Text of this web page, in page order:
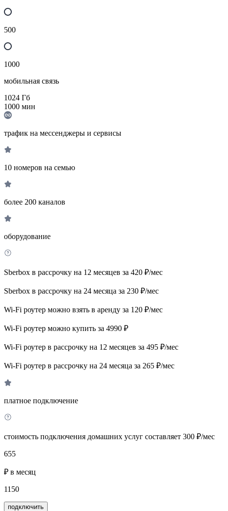
500
1000
мобильная связь
1024 Гб
1000 мин
трафик на мессенджеры и сервисы
10 номеров на семью
более 200 каналов
оборудование
Sberbox в рассрочку на 12 месяцев за 420 ₽/мес
Sberbox в рассрочку на 24 месяца за 230 ₽/мес
Wi-Fi роутер можно взять в аренду за 120 ₽/мес
Wi-Fi роутер можно купить за 4990 ₽
Wi-Fi роутер в рассрочку на 12 месяцев за 495 ₽/мес
Wi-Fi роутер в рассрочку на 24 месяца за 265 ₽/мес
платное подключение
стоимость подключения домашних услуг составляет 300 ₽/мес
655
₽ в месяц
1150
подключить